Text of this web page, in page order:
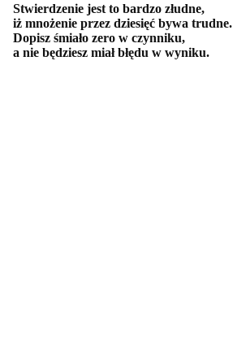
Stwierdzenie jest to bardzo złudne,
iż mnożenie przez dziesięć bywa trudne.
Dopisz śmiało zero w czynniku,
a nie będziesz miał błędu w wyniku.